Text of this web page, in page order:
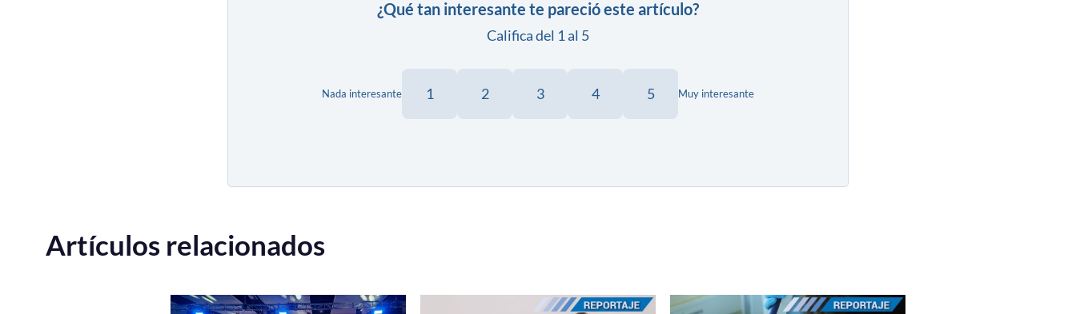
¿Qué tan interesante te pareció este artículo?
Califica del 1 al 5
Nada interesante 1 2 3 4 5 Muy interesante
Artículos relacionados